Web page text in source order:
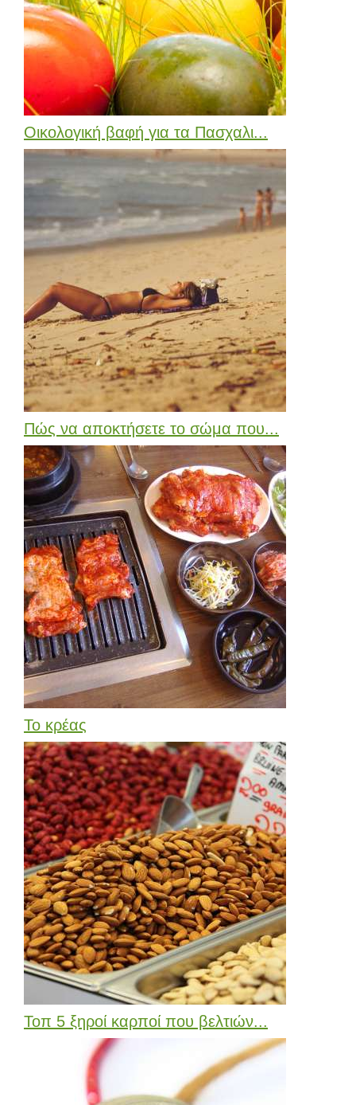
Οικολογική βαφή για τα Πασχαλι...
Πώς να αποκτήσετε το σώμα που...
Το κρέας
Τοπ 5 ξηροί καρποί που βελτιών...